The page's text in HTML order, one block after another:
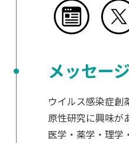
メッセージ
ウイルス感染症創
原性研究に興味が
医学・薬学・理学